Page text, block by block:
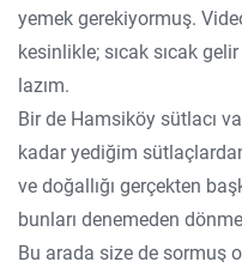
yemek gerekiyormuş.
kesinlikle; sıcak sıcak
lazım.
Bir de Hamsiköy sütlacı
kadar yediğim
ve doğallığı gerçekten
bunları denemeden
Bu arada size de sormuş